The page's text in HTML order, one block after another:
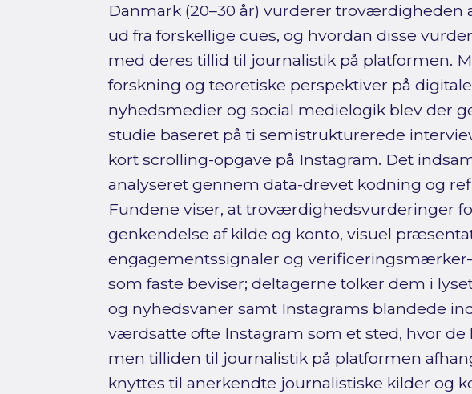
Danmark (20–30 år) vurderer troværdigheden
ud fra forskellige cues, og hvordan disse
med deres tillid til journalistik på platformen.
forskning og teoretiske perspektiver på
nyhedsmedier og social medielogik blev der
studie baseret på ti semistrukturerede
kort scrolling-opgave på Instagram. Det
analyseret gennem data-drevet kodning og
Fundene viser, at troværdighedsvurderinger
genkendelse af kilde og konto, visuel
engagementssignaler og
som faste beviser; deltagerne tolker dem i
og nyhedsvaner samt Instagrams blandede
værdsatte ofte Instagram som et sted, hvor
men tilliden til journalistik på platformen
knyttes til anerkendte journalistiske kilder og